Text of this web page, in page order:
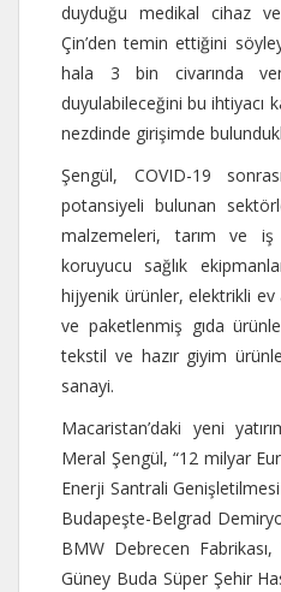
duyduğu medikal cihaz ve
Çin’den temin ettiğini
hala 3 bin civarında
duyulabileceğini bu ihtiyacı
nezdinde girişimde
Şengül, COVID-19
potansiyeli bulunan
malzemeleri, tarım ve iş
koruyucu sağlık
hijyenik ürünler, elektrikli
ve paketlenmiş gıda
tekstil ve hazır giyim
sanayi.
Macaristan’daki yeni
Meral Şengül, “12 milyar
Enerji Santrali
Budapeşte-Belgrad
BMW Debrecen
Güney Buda Süper Şehir